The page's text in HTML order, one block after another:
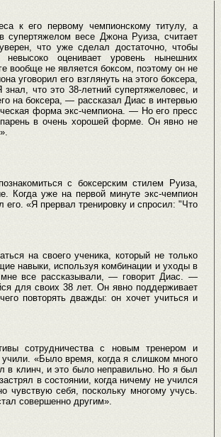
к его первому чемпионскому титулу, а
супертяжелом весе Джона Руиза, считает
что уже сделал достаточно, чтобы
оценивает уровень нынешних
вообще не является боксом, поэтому он не
уговорил его взглянуть на этого боксера,
что это 38-летний супертяжеловес, и
на боксера, — рассказал Диас в интервью
форма экс-чемпиона. — Но его пресс
в очень хорошей форме. Он явно не
с боксерским стилем Руиза,
Когда уже на первой минуте экс-чемпион
«Я прервал тренировку и спросил: "Что
на своего ученика, который не только
навыки, используя комбинации и уходы в
все рассказывали, — говорит Диас. —
для своих 38 лет. Он явно поддерживает
повторять дважды: он хочет учиться и
сотрудничества с новым тренером и
«Было время, когда я слишком много
клинч, и это было неправильно. Но я был
в состоянии, когда ничему не учился
чувствую себя, поскольку многому учусь.
совершенно другим».